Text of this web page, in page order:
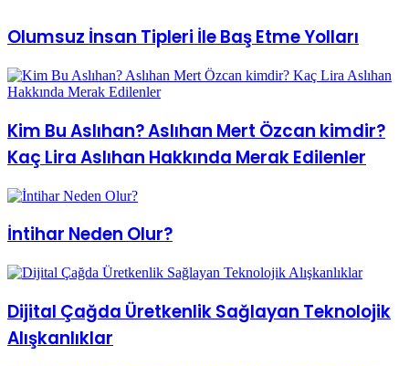
Kim Bu Aslıhan? Aslıhan Mert Özcan kimdir?
Kaç Lira Aslıhan Hakkında Merak Edilenler
İntihar Neden Olur?
Dijital Çağda Üretkenlik Sağlayan Teknolojik
Alışkanlıklar